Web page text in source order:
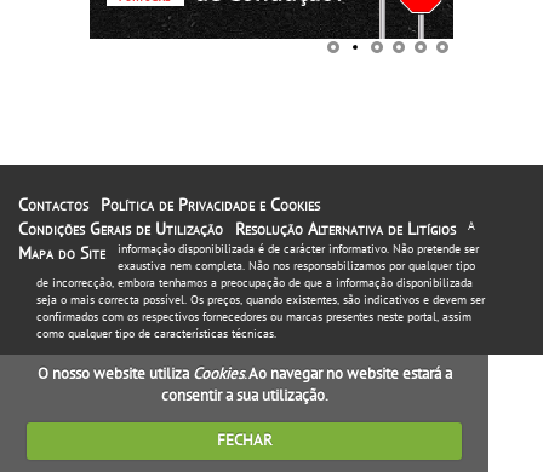
Contactos
Política de Privacidade e Cookies
Condições Gerais de Utilização
Resolução Alternativa de Litígios
Mapa do Site
A
informação disponibilizada é de carácter informativo. Não pretende ser
exaustiva nem completa. Não nos responsabilizamos por qualquer tipo
de incorrecção, embora tenhamos a preocupação de que a informação disponibilizada
seja o mais correcta possível. Os preços, quando existentes, são indicativos e devem ser
confirmados com os respectivos fornecedores ou marcas presentes neste portal, assim
como qualquer tipo de características técnicas.
O nosso website utiliza Cookies. Ao navegar no website estará a
consentir a sua utilização.
FECHAR